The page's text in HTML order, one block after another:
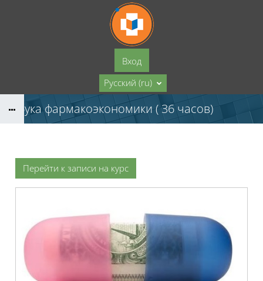
Перейти к основному содержанию
Вход
Русский ‎(ru)‎
Азбука фармакоэкономики ( 36 часов)
Перейти к записи на курс